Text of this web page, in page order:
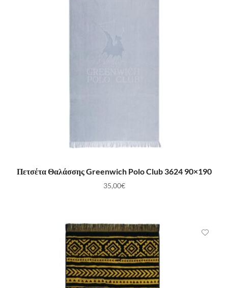
ΠΡΟΣΘΉΚΗ ΣΤΟ ΚΑΛΆΘΙ
Πετσέτα Θαλάσσης Greenwich Polo Club 3624 90×190
35,00€